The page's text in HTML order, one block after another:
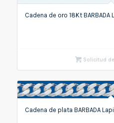
Cadena de oro 18Kt BARBADA
Solicitud
Cadena de plata BARBADA